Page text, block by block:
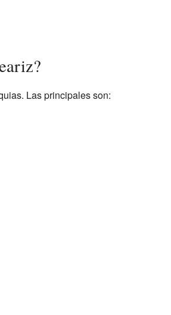
Las principales son: